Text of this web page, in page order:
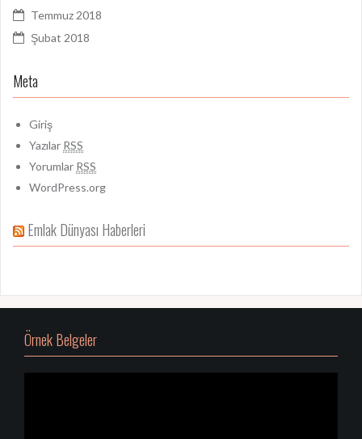
Temmuz 2018
Şubat 2018
Meta
Giriş
Yazılar RSS
Yorumlar RSS
WordPress.org
Emlak Dünyası Haberleri
Örnek Belgeler